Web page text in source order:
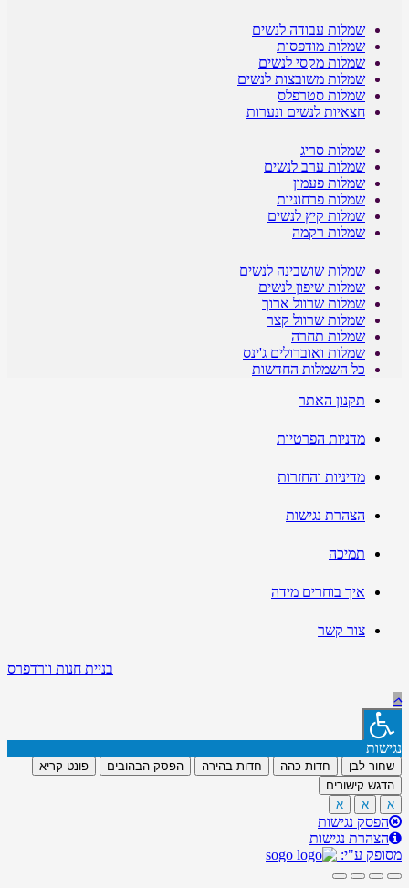
שמלות עבודה לנשים
שמלות מודפסות
שמלות מקסי לנשים
שמלות משובצות לנשים
שמלות סטרפלס
חצאיות לנשים ונערות
שמלות סריג
שמלות ערב לנשים
שמלות פעמון
שמלות פרחוניות
שמלות קיץ לנשים
שמלות רקמה
שמלות שושבינה לנשים
שמלות שיפון לנשים
שמלות שרוול ארוך
שמלות שרוול קצר
שמלות תחרה
שמלות ואוברולים ג'ינס
כל השמלות החדשות
תקנון האתר
מדניות הפרטיות
מדיניות והחזרות
הצהרת נגישות
תמיכה
איך בוחרים מידה
צור קשר
בניית חנות וורדפרס
נגישות
שחור לבן חדות כהה חדות בהירה הפסק הבהובים
פונט קריא
הדגש קישורים
א
א א
הפסק נגישות
הצהרת נגישות
מסופק ע"י: